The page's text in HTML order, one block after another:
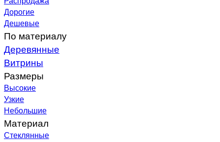
Дорогие
Дешевые
По материалу
Деревянные
Витрины
Размеры
Высокие
Узкие
Небольшие
Материал
Стеклянные